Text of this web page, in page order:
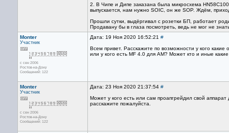
2. В Чипе и Дипе заказана была микросхема
выпускается, нам нужно SOIC, он же SOP. Ждём,
Прошли сутки, выдёргивал с розетки БП, работает
Продавану бы в глаза посмотреть, ведь не мог не
Monter
Участник
с сен 2006
Ростов-на-Дону
Сообщений: 122
Дата: 19 Ноя 2020 16:52:21 #
Всем привет. Расскажите по возможности у кого
или у кого есть MF 4.0 для АМ? Может кто и иные
Monter
Участник
с сен 2006
Ростов-на-Дону
Сообщений: 122
Дата: 23 Ноя 2020 21:37:54 #
Может у кого есть или сам проапгрейдил свой
расскажите пожалуйста.